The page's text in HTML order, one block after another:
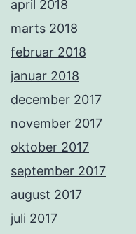
april 2018
marts 2018
februar 2018
januar 2018
december 2017
november 2017
oktober 2017
september 2017
august 2017
juli 2017